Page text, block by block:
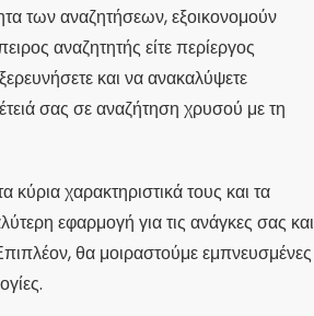
των αναζητήσεων, εξοικονομούν
αναζητητής είτε περίεργος
και να ανακαλύψετε
σας σε αναζήτηση χρυσού με τη
χαρακτηριστικά τους και τα
εφαρμογή για τις ανάγκες σας και
θα μοιραστούμε εμπνευσμένες